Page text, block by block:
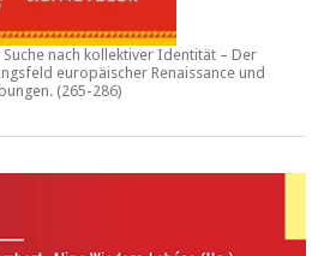
nach kollektiver Identität – Der
europäischer Renaissance und
(265-286)